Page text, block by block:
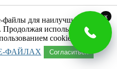
для наилучшего
использовать наш
cookie-файлов.
ФАЙЛАХ
Согласиться
x